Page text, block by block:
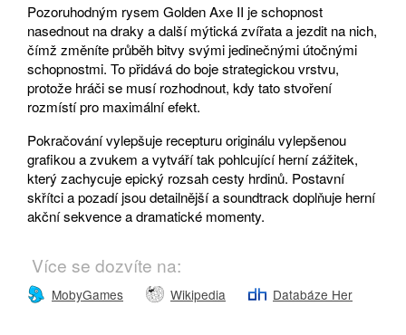
Pozoruhodným rysem Golden Axe II je schopnost
nasednout na draky a další mýtická zvířata a jezdit na nich,
čímž změníte průběh bitvy svými jedinečnými útočnými
schopnostmi. To přidává do boje strategickou vrstvu,
protože hráči se musí rozhodnout, kdy tato stvoření
rozmístí pro maximální efekt.
Pokračování vylepšuje recepturu originálu vylepšenou
grafikou a zvukem a vytváří tak pohlcující herní zážitek,
který zachycuje epický rozsah cesty hrdinů. Postavní
skřítci a pozadí jsou detailnější a soundtrack doplňuje herní
akční sekvence a dramatické momenty.
Více se dozvíte na:
MobyGames Wikipedia Databáze Her